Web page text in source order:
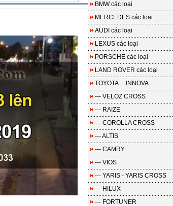
BMW các loại
MERCEDES các loại
AUDI các loại
LEXUS các loại
PORSCHE các loại
LAND ROVER các loại
TOYOTA ... INNOVA
--- VELOZ CROSS
--- RAIZE
--- COROLLA CROSS
--- ALTIS
--- CAMRY
--- VIOS
--- YARIS - YARIS CROSS
--- HILUX
--- FORTUNER